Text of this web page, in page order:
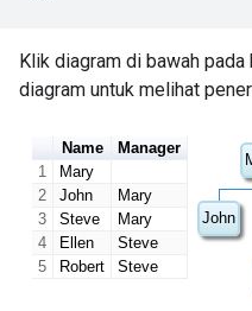
Klik diagram di bawah
diagram untuk melihat